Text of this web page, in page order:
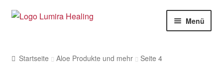
Zur
Zum
Menü
Live Seminare
Startseite Aloe Produkte und mehr Seite 4